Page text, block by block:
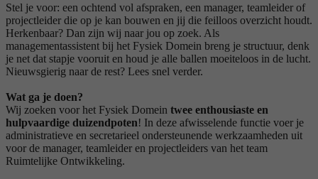
Stel je voor: een ochtend vol afspraken, een manager, teamleider of
projectleider die op je kan bouwen en jij die feilloos overzicht houdt.
Herkenbaar? Dan zijn wij naar jou op zoek. Als
managementassistent bij het Fysiek Domein breng je structuur, denk
je net dat stapje vooruit en houd je alle ballen moeiteloos in de lucht.
Nieuwsgierig naar de rest? Lees snel verder.
Wat ga je doen?
Wij zoeken voor het Fysiek Domein twee enthousiaste en
hulpvaardige duizendpoten! In deze afwisselende functie voer je
administratieve en secretarieel ondersteunende werkzaamheden uit
voor de manager, teamleider en projectleiders van het team
Ruimtelijke Ontwikkeling.